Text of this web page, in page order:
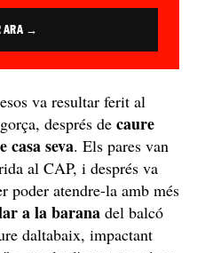
ARA →
va resultar ferit al
després de caure
casa seva. Els pares van
al CAP, i després va
poder atendre-la amb més
a la barana del balcó
daltabaix, impactant